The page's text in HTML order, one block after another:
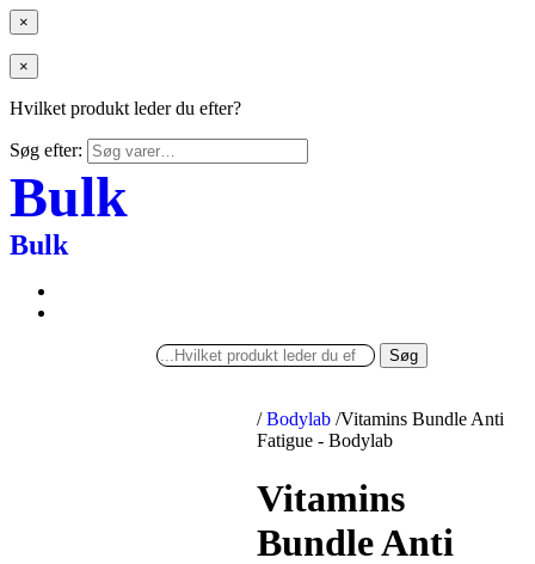
×
×
Hvilket produkt leder du efter?
Søg efter:
Bulk
Bulk
Søg
/ Bodylab /Vitamins Bundle Anti
Fatigue - Bodylab
Vitamins
Bundle Anti